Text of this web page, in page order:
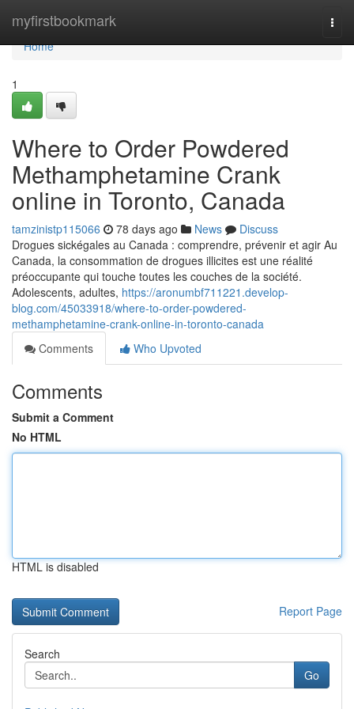
myfirstbookmark
Home
Home
1
Where to Order Powdered
Methamphetamine Crank
online in Toronto, Canada
tamzinistp115066 78 days ago News
Discuss
Drogues sickégales au Canada : comprendre, prévenir et agir Au
Canada, la consommation de drogues illicites est une réalité
préoccupante qui touche toutes les couches de la société.
Adolescents, adultes, https://aronumbf711221.develop-
blog.com/45033918/where-to-order-powdered-
methamphetamine-crank-online-in-toronto-canada
Comments
Who Upvoted
Comments
Submit a Comment
No HTML
HTML is disabled
Report Page
Search
Go